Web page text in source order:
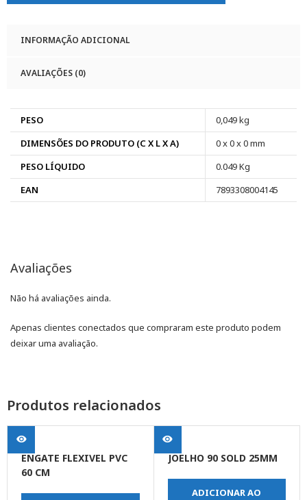
INFORMAÇÃO ADICIONAL
AVALIAÇÕES (0)
PESO
0,049 kg
DIMENSÕES DO PRODUTO (C X L X A)
0 x 0 x 0 mm
PESO LÍQUIDO
0.049 Kg
EAN
7893308004145
Avaliações
Não há avaliações ainda.
Apenas clientes conectados que compraram este produto podem
deixar uma avaliação.
Produtos relacionados
ENGATE FLEXIVEL PVC
60 CM
JOELHO 90 SOLD 25MM
ADICIONAR AO